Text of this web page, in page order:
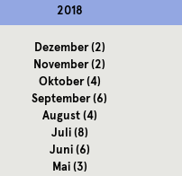
2018
Dezember(2)
November(2)
Oktober(4)
September(6)
August(4)
Juli(8)
Juni(6)
Mai(3)